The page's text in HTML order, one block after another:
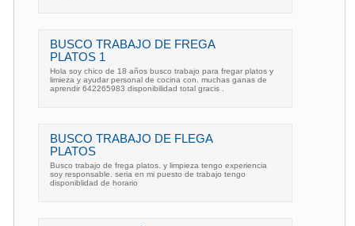
BUSCO TRABAJO DE FREGA
PLATOS 1
Hola soy chico de 18 años busco trabajo para fregar platos y
limieza y ayudar personal de cocina con. muchas ganas de
aprendir 642265983 disponibilidad total gracis .
BUSCO TRABAJO DE FLEGA
PLATOS
Busco trabajo de frega platos. y limpieza tengo experiencia
soy responsable. seria en mi puesto de trabajo tengo
disponiblidad de horario